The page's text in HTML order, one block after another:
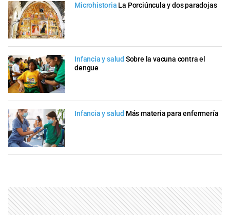
Microhistoria La Porciúncula y dos paradojas
Infancia y salud Sobre la vacuna contra el
dengue
Infancia y salud Más materia para enfermería